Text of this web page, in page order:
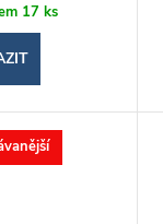
17 ks